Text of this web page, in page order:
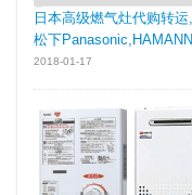
日本高级燃气灶代购转
松下
2018-01-17